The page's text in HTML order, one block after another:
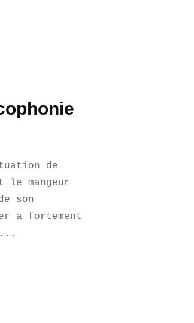
de
le mangeur
son
a fortement
...